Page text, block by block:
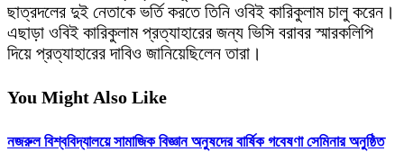
ছাত্রদলের দুই নেতাকে ভর্তি করতে তিনি ওবিই কারিকুলাম চালু করেন।
এছাড়া ওবিই কারিকুলাম প্রত্যাহারের জন্য ভিসি বরাবর স্মারকলিপি
দিয়ে প্রত্যাহারের দাবিও জানিয়েছিলেন তারা।
You Might Also Like
নজরুল বিশ্ববিদ্যালয়ে সামাজিক বিজ্ঞান অনুষদের বার্ষিক গবেষণা সেমিনার অনুষ্ঠিত